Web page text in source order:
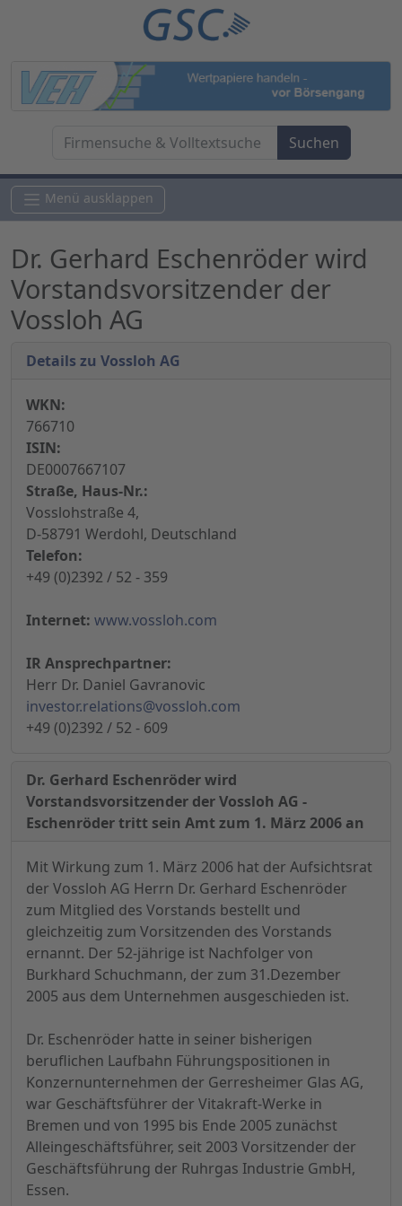
Menü ausklappen
Dr. Gerhard Eschenröder wird
Vorstandsvorsitzender der
Vossloh AG
Details zu Vossloh AG
WKN:
766710
ISIN:
DE0007667107
Straße, Haus-Nr.:
Vosslohstraße 4,
D-58791 Werdohl, Deutschland
Telefon:
+49 (0)2392 / 52 - 359
Internet: www.vossloh.com
IR Ansprechpartner:
Herr Dr. Daniel Gavranovic
investor.relations@vossloh.com
+49 (0)2392 / 52 - 609
Dr. Gerhard Eschenröder wird
Vorstandsvorsitzender der Vossloh AG -
Eschenröder tritt sein Amt zum 1. März 2006 an
Mit Wirkung zum 1. März 2006 hat der Aufsichtsrat
der Vossloh AG Herrn Dr. Gerhard Eschenröder
zum Mitglied des Vorstands bestellt und
gleichzeitig zum Vorsitzenden des Vorstands
ernannt. Der 52-jährige ist Nachfolger von
Burkhard Schuchmann, der zum 31.Dezember
2005 aus dem Unternehmen ausgeschieden ist.
Dr. Eschenröder hatte in seiner bisherigen
beruflichen Laufbahn Führungspositionen in
Konzernunternehmen der Gerresheimer Glas AG,
war Geschäftsführer der Vitakraft-Werke in
Bremen und von 1995 bis Ende 2005 zunächst
Alleingeschäftsführer, seit 2003 Vorsitzender der
Geschäftsführung der Ruhrgas Industrie GmbH,
Essen.